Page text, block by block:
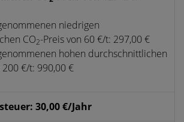
niedrigen
CO2-Preis von 60 €/t: 297,00 €
hohen durchschnittlichen
200 €/t: 990,00 €
30,00 €/Jahr